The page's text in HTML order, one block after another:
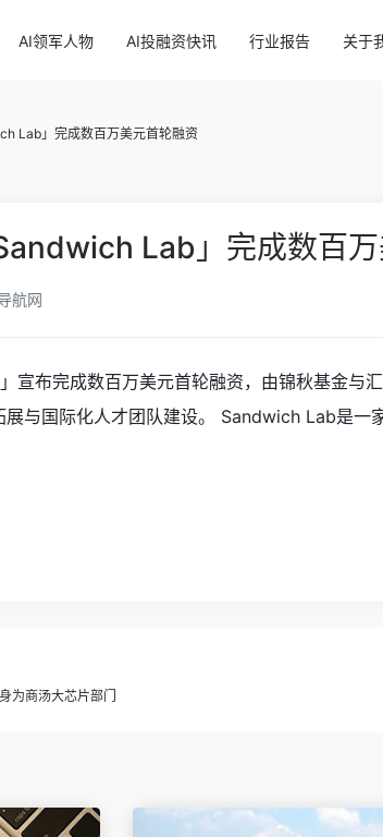
AI领军人物 AI投融资快讯 行业报告 关于
Lab」完成数百万美元首轮融资
Lab」完成数百
航网
宣布完成数百万美元首轮融资，由锦秋基金与
与国际化人才团队建设。 Sandwich Lab是一
为商汤大芯片部门